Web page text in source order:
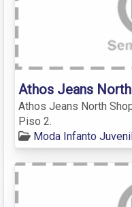
Athos Jeans
Athos Jeans North
Piso 2.
Moda Infanto